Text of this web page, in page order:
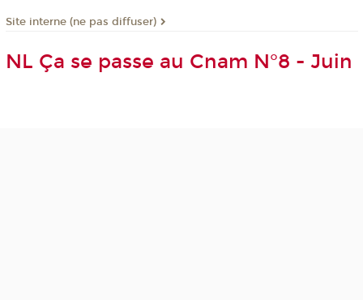
Site interne (ne pas diffuser)
NL Ça se passe au Cnam N°8 - Juin